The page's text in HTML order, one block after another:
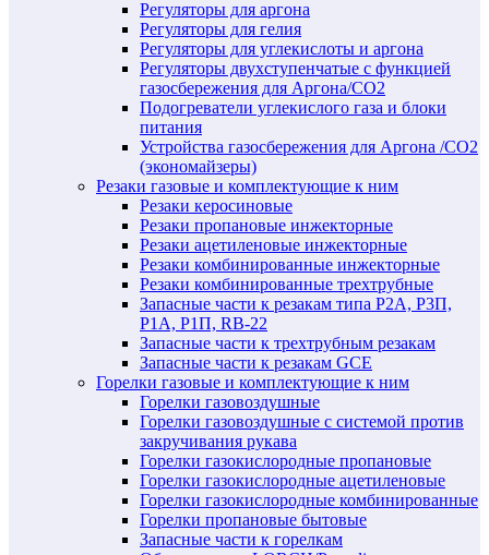
Регуляторы для аргона
Регуляторы для гелия
Регуляторы для углекислоты и аргона
Регуляторы двухступенчатые c функцией
газосбережения для Аргона/СО2
Подогреватели углекислого газа и блоки
питания
Устройства газосбережения для Аргона /СО2
(экономайзеры)
Резаки газовые и комплектующие к ним
Резаки керосиновые
Резаки пропановые инжекторные
Резаки ацетиленовые инжекторные
Резаки комбинированные инжекторные
Резаки комбинированные трехтрубные
Запасные части к резакам типа Р2А, Р3П,
Р1А, Р1П, RB-22
Запасные части к трехтрубным резакам
Запасные части к резакам GCE
Горелки газовые и комплектующие к ним
Горелки газовоздушные
Горелки газовоздушные с системой против
закручивания рукава
Горелки газокислородные пропановые
Горелки газокислородные ацетиленовые
Горелки газокислородные комбинированные
Горелки пропановые бытовые
Запасные части к горелкам